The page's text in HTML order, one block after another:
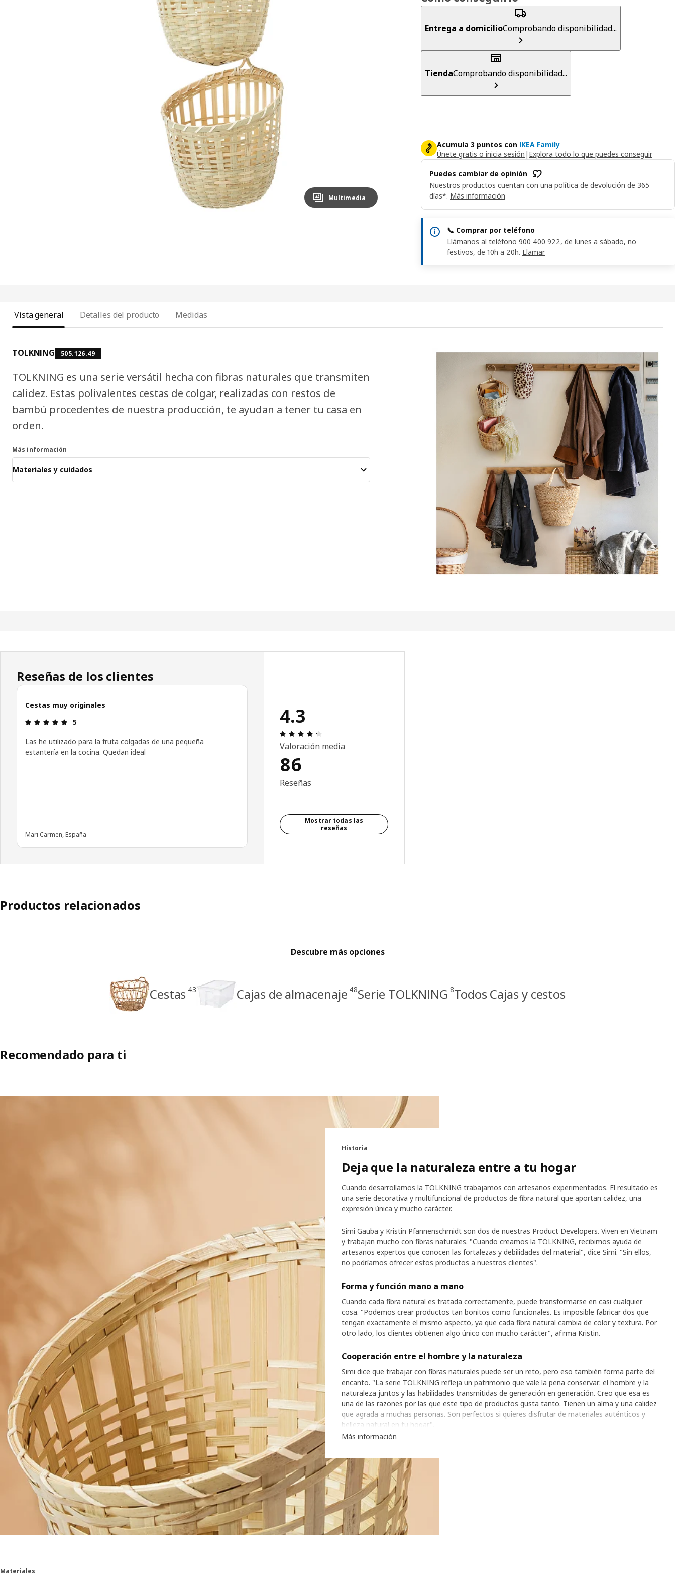
Multimedia
Entrega a domicilioComprobando disponibilidad...
TiendaComprobando disponibilidad...
Acumula 3 puntos con IKEA Family
Únete gratis o inicia sesión | Explora todo lo que puedes conseguir
Puedes cambiar de opinión
Nuestros productos cuentan con una política de devolución de 365
días*. Más información
📞 Comprar por teléfono
Llámanos al teléfono 900 400 922, de lunes a sábado, no
festivos, de 10h a 20h. Llamar
Vista general Detalles del producto Medidas
TOLKNING 505.126.49
TOLKNING es una serie versátil hecha con fibras naturales que transmiten
calidez. Estas polivalentes cestas de colgar, realizadas con restos de
bambú procedentes de nuestra producción, te ayudan a tener tu casa en
orden.
Más información
Materiales y cuidados
Reseñas de los clientes
Cestas muy originales
Reseña: 5 de 5 estrellas.
5
Las he utilizado para la fruta colgadas de una pequeña
estantería en la cocina. Quedan ideal
Mari Carmen, España
4.3
Valoración media
86
Reseñas
Mostrar todas las
reseñas
Productos relacionados
Descubre más opciones
Cestas 43 Cajas de almacenaje 48Serie TOLKNING 8Todos Cajas y cestos
Recomendado para ti
Historia
Deja que la naturaleza entre a tu hogar
Cuando desarrollamos la TOLKNING trabajamos con artesanos experimentados. El resultado es
una serie decorativa y multifuncional de productos de fibra natural que aportan calidez, una
expresión única y mucho carácter.
Simi Gauba y Kristin Pfannenschmidt son dos de nuestras Product Developers. Viven en Vietnam
y trabajan mucho con fibras naturales. "Cuando creamos la TOLKNING, recibimos ayuda de
artesanos expertos que conocen las fortalezas y debilidades del material", dice Simi. "Sin ellos,
no podríamos ofrecer estos productos a nuestros clientes".
Forma y función mano a mano
Cuando cada fibra natural es tratada correctamente, puede transformarse en casi cualquier
cosa. "Podemos crear productos tan bonitos como funcionales. Es imposible fabricar dos que
tengan exactamente el mismo aspecto, ya que cada fibra natural cambia de color y textura. Por
otro lado, los clientes obtienen algo único con mucho carácter", afirma Kristin.
Cooperación entre el hombre y la naturaleza
Simi dice que trabajar con fibras naturales puede ser un reto, pero eso también forma parte del
encanto. "La serie TOLKNING refleja un patrimonio que vale la pena conservar: el hombre y la
naturaleza juntos y las habilidades transmitidas de generación en generación. Creo que esa es
una de las razones por las que este tipo de productos gusta tanto. Tienen un alma y una calidez
que agrada a muchas personas. Son perfectos si quieres disfrutar de materiales auténticos y
belleza natural en tu hogar".
Más información
Materiales